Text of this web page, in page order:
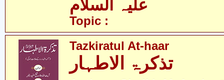
Topic :
Tazkiratul At-haar
تذکرۃ الاطہار